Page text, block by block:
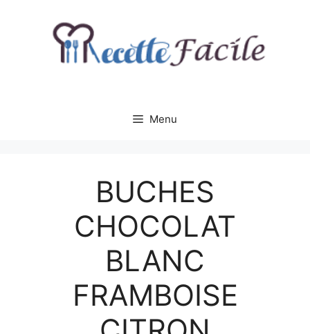
Menu
BUCHES
CHOCOLAT
BLANC
FRAMBOISE